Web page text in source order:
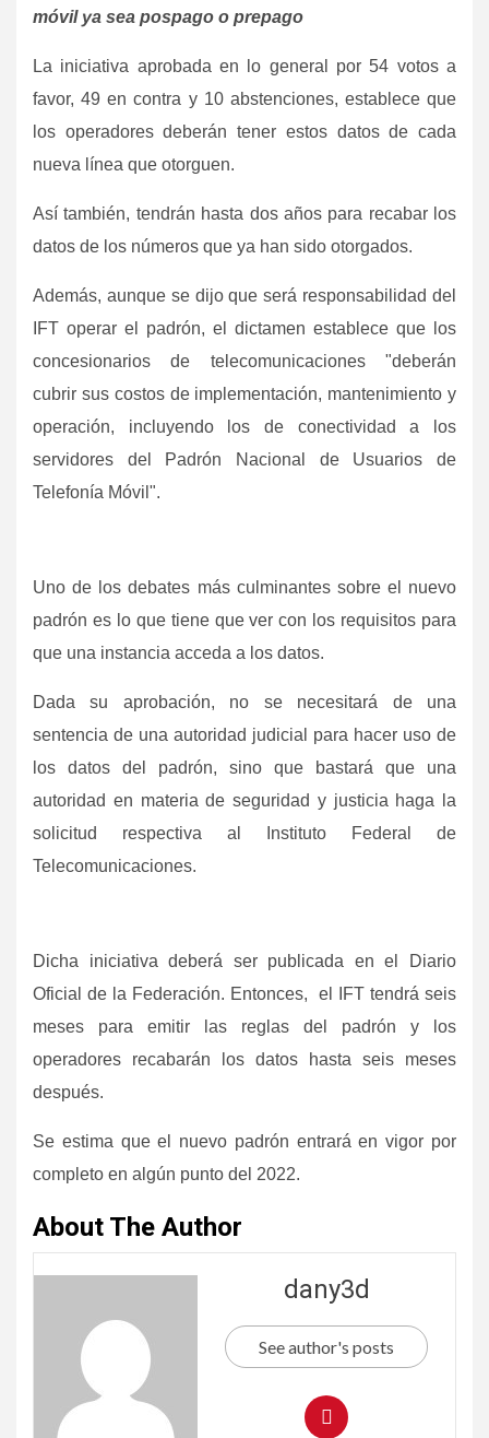
móvil ya sea pospago o prepago
La iniciativa aprobada en lo general por 54 votos a
favor, 49 en contra y 10 abstenciones, establece que
los operadores deberán tener estos datos de cada
nueva línea que otorguen.
Así también, tendrán hasta dos años para recabar los
datos de los números que ya han sido otorgados.
Además, aunque se dijo que será responsabilidad del
IFT operar el padrón, el dictamen establece que los
concesionarios de telecomunicaciones "deberán
cubrir sus costos de implementación, mantenimiento y
operación, incluyendo los de conectividad a los
servidores del Padrón Nacional de Usuarios de
Telefonía Móvil".
Uno de los debates más culminantes sobre el nuevo
padrón es lo que tiene que ver con los requisitos para
que una instancia acceda a los datos.
Dada su aprobación, no se necesitará de una
sentencia de una autoridad judicial para hacer uso de
los datos del padrón, sino que bastará que una
autoridad en materia de seguridad y justicia haga la
solicitud respectiva al Instituto Federal de
Telecomunicaciones.
Dicha iniciativa deberá ser publicada en el Diario
Oficial de la Federación. Entonces, el IFT tendrá seis
meses para emitir las reglas del padrón y los
operadores recabarán los datos hasta seis meses
después.
Se estima que el nuevo padrón entrará en vigor por
completo en algún punto del 2022.
About The Author
dany3d
See author's posts